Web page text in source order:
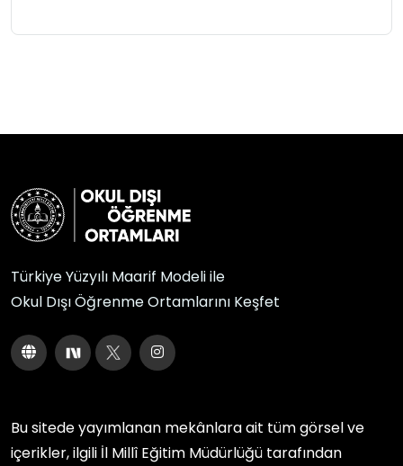
Türkiye Yüzyılı Maarif Modeli ile
Okul Dışı Öğrenme Ortamlarını Keşfet
Bu sitede yayımlanan mekânlara ait tüm görsel ve
içerikler, ilgili İl Millî Eğitim Müdürlüğü tarafından